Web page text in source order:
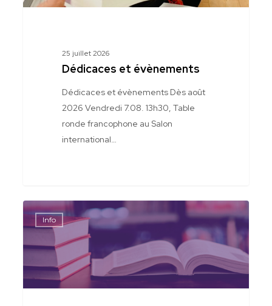
25 juillet 2026
Dédicaces et évènements
Dédicaces et évènements Dès août
2026 Vendredi 7.08. 13h30, Table
ronde francophone au Salon
international…
La
RobertInfo